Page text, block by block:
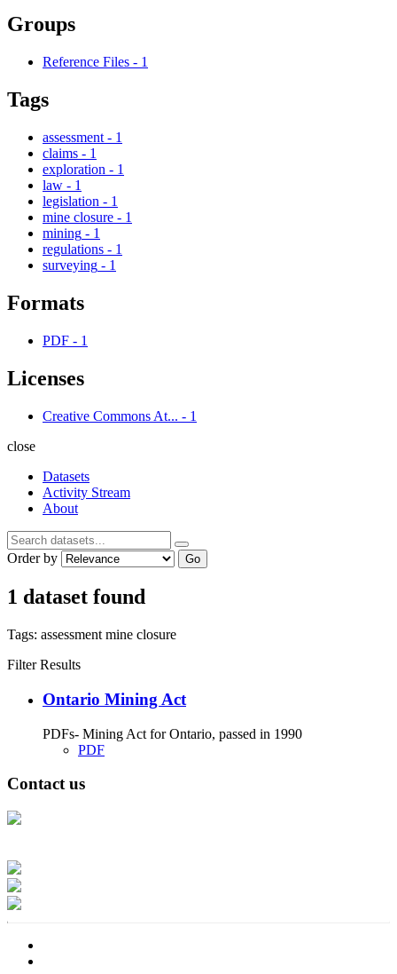
Groups
Reference Files - 1
Tags
assessment - 1
claims - 1
exploration - 1
law - 1
legislation - 1
mine closure - 1
mining - 1
regulations - 1
surveying - 1
Formats
PDF - 1
Licenses
Creative Commons At... - 1
close
Datasets
Activity Stream
About
Order by Go
1 dataset found
Tags: assessment mine closure
Filter Results
Ontario Mining Act
PDFs- Mining Act for Ontario, passed in 1990
PDF
Contact us